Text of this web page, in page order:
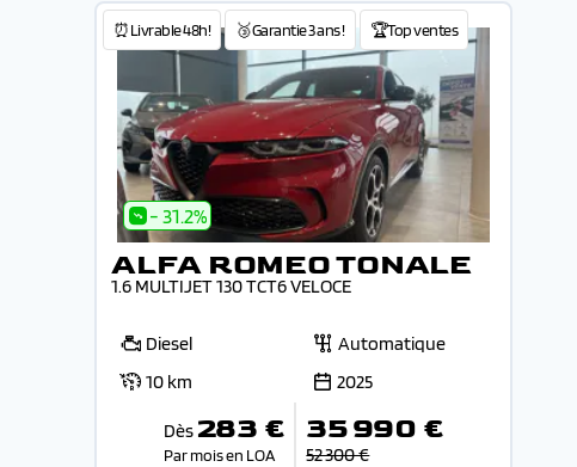
⏰Livrable 48h! 🥉Garantie 3 ans ! 🏆Top ventes
- 31.2%
ALFA ROMEO TONALE
1.6 MULTIJET 130 TCT6 VELOCE
Diesel
Automatique
10 km
2025
Dès 283 €
Par mois en LOA
35 990 €
52 300 €